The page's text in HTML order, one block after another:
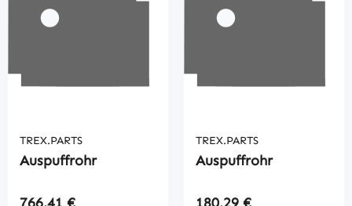
TREX.PARTS
Auspuffrohr
Regulärer Preis:
TREX.PARTS
Auspuffrohr
Regulärer Preis: